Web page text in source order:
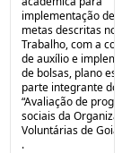
implementação de
metas descritas no
Trabalho, com a
de auxílio e
de bolsas, plano
parte integrante do
“Avaliação de
sociais da
Voluntárias de
.